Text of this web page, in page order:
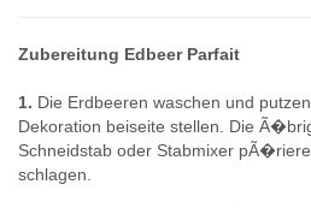
Zubereitung Edbeer Parfait
1. Die Erdbeeren waschen und
Dekoration beiseite stellen. Die
Schneidstab oder Stabmixer
schlagen.